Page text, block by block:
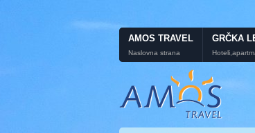
AMOS TRAVEL
Naslovna strana
GRČKA